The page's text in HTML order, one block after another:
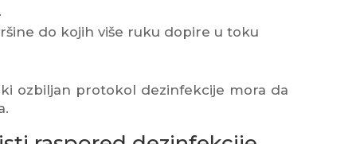
do kojih više ruku dopire u toku
ozbiljan protokol dezinfekcije mora da